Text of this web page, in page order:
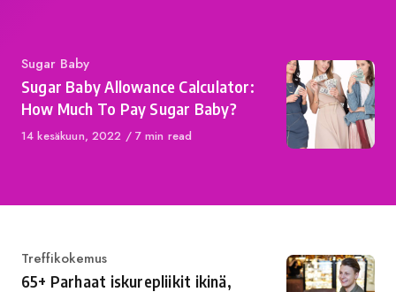
Category
Sugar Baby
Sugar Baby Allowance Calculator:
How Much To Pay Sugar Baby?
Published
14 kesäkuun, 2022 7 min read
Category
Treffikokemus
65+ Parhaat iskurepliikit ikinä,